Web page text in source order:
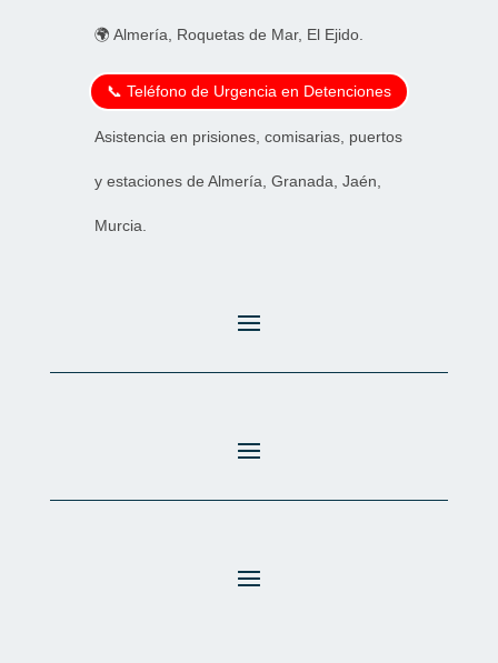
🌍 Almería, Roquetas de Mar, El Ejido.
📞 Teléfono de Urgencia en Detenciones
Asistencia en prisiones, comisarias, puertos
y estaciones de Almería, Granada, Jaén,
Murcia.